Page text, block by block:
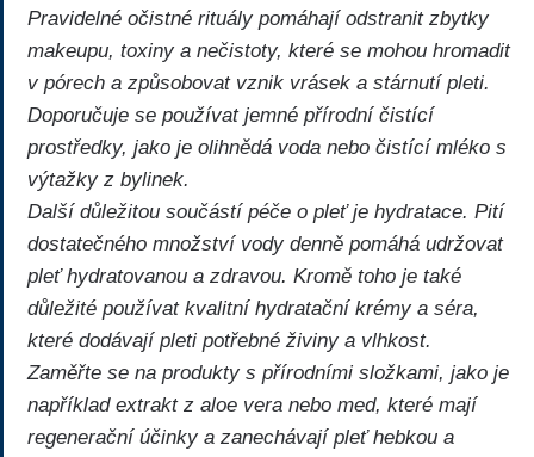
Pravidelné očistné ‌rituály pomáhají odstranit ‌zbytky⁢
makeupu, toxiny a nečistoty, které se⁣ mohou hromadit
v pórech a způsobovat ‍vznik vrásek a stárnutí⁣ pleti.
Doporučuje se používat jemné ​přírodní čistící​
prostředky, jako‍ je olihnědá voda nebo čistící mléko s
výtažky z bylinek.
Další důležitou součástí péče o pleť je hydratace. Pití
dostatečného množství vody denně pomáhá udržovat
pleť hydratovanou a zdravou. Kromě toho je⁣ také
důležité používat kvalitní ⁢hydratační krémy a séra,⁣
které dodávají ‌pleti potřebné živiny ​a ‍vlhkost.
Zaměřte se na produkty s přírodními složkami, jako​ je
například extrakt ⁤z aloe‍ vera ​nebo med, které mají
regenerační účinky a zanechávají pleť hebkou a